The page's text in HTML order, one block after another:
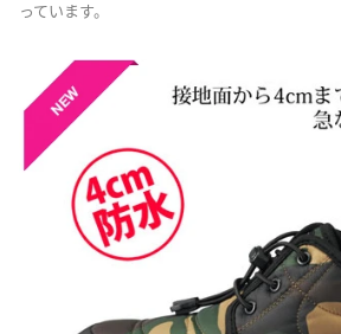
っています。